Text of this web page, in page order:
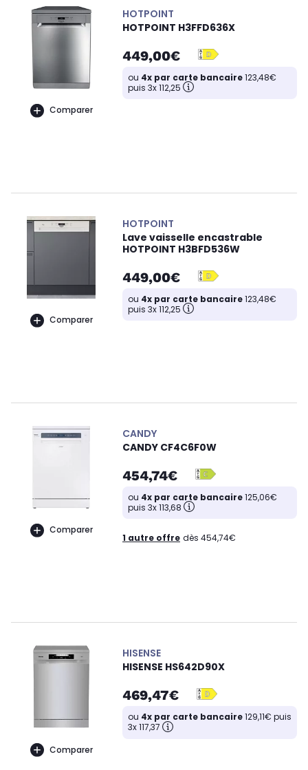
Comparer
HOTPOINT
HOTPOINT H3FFD636X
449,00€
ou 4x par carte bancaire123,48€
puis 3x 112,25
Comparer
HOTPOINT
Lave vaisselle encastrable
HOTPOINT H3BFD536W
449,00€
ou 4x par carte bancaire123,48€
puis 3x 112,25
Comparer
CANDY
CANDY CF4C6F0W
454,74€
ou 4x par carte bancaire125,06€
puis 3x 113,68
1 autre offre dès 454,74€
Comparer
HISENSE
HISENSE HS642D90X
469,47€
ou 4x par carte bancaire129,11€ puis
3x 117,37